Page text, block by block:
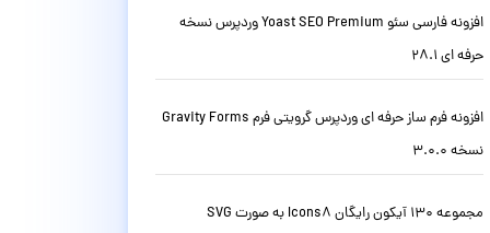
افزونه فارسی سئو Yoast SEO Premium وردپرس نسخه
حرفه ای 28.1
افزونه فرم ساز حرفه ای وردپرس گرویتی فرم Gravity Forms
نسخه 3.0.0
مجموعه 130 آیکون رایگان Icons8 به صورت SVG